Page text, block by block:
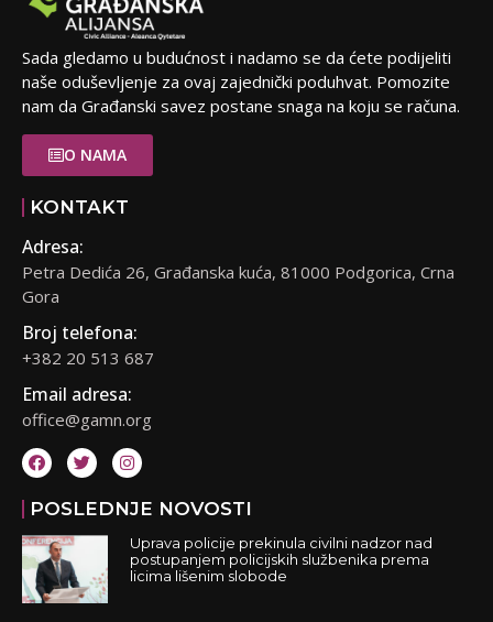
Sada gledamo u budućnost i nadamo se da ćete podijeliti
naše oduševljenje za ovaj zajednički poduhvat. Pomozite
nam da Građanski savez postane snaga na koju se računa.
O NAMA
KONTAKT
Adresa:
Petra Dedića 26, Građanska kuća, 81000 Podgorica, Crna
Gora
Broj telefona:
+382 20 513 687
Email adresa:
office@gamn.org
POSLEDNJE NOVOSTI
Uprava policije prekinula civilni nadzor nad
postupanjem policijskih službenika prema
licima lišenim slobode